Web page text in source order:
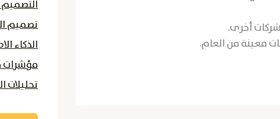
أخرى.
معينة من العام.
التصميم
تصميم
الذكاء
مؤشرات
تحليلات